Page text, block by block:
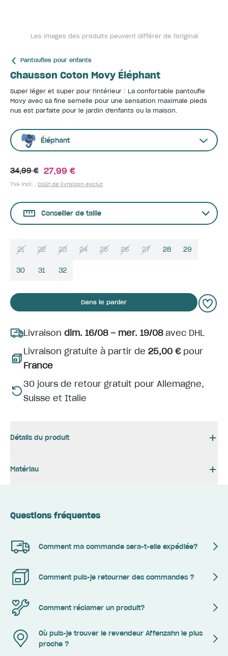
Les images des produits peuvent différer de l'original
Pantoufles pour enfants
Chausson Coton Movy Éléphant
Super léger et super pour l'intérieur : La confortable pantoufle
Movy avec sa fine semelle pour une sensation maximale pieds
nus est parfaite pour le jardin d'enfants ou la maison.
Éléphant
34,99 € 27,99 €
TVA incl. , Coût de livraison exclut
Conseiller de taille
21 22 23 24 25 26 27 28 29
30 31 32
Dans le panier
Livraison dim. 16/08 – mer. 19/08avec DHL
Livraison gratuite à partir de 25,00 €pour
France
30 jours de retour gratuit pour Allemagne,
Suisse et Italie
Détails du produit
Matériau
Questions fréquentes
Comment ma commande sera-t-elle expédiée?
Comment puis-je retourner des commandes ?
Comment réclamer un produit?
Où puis-je trouver le revendeur Affenzahn le plus
proche ?